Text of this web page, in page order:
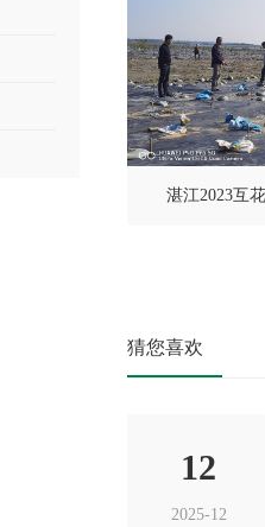
湛江2023互
猜您喜欢
12
2025-12